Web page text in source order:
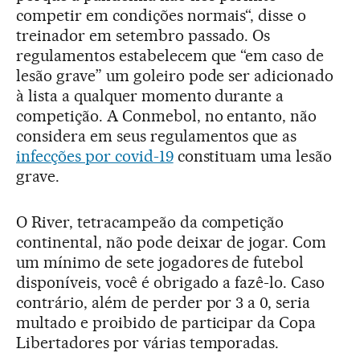
competir em condições normais“, disse o
treinador em setembro passado. Os
regulamentos estabelecem que “em caso de
lesão grave” um goleiro pode ser adicionado
à lista a qualquer momento durante a
competição. A Conmebol, no entanto, não
considera em seus regulamentos que as
infecções por covid-19constituam uma lesão
grave.
O River, tetracampeão da competição
continental, não pode deixar de jogar. Com
um mínimo de sete jogadores de futebol
disponíveis, você é obrigado a fazê-lo. Caso
contrário, além de perder por 3 a 0, seria
multado e proibido de participar da Copa
Libertadores por várias temporadas.